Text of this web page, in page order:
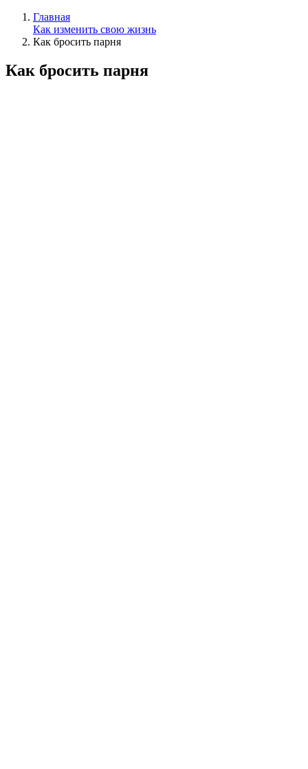
Главная
Как изменить свою жизнь
Как бросить парня
Как бросить парня